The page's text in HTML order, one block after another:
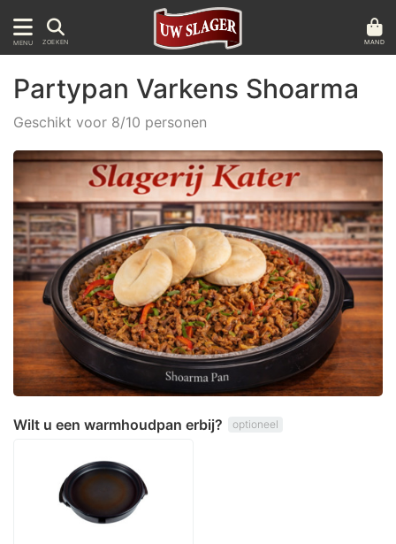
MENU ZOEKEN MAND
Partypan Varkens Shoarma
Geschikt voor 8/10 personen
Wilt u een warmhoudpan erbij? optioneel